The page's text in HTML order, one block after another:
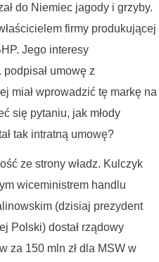
do Niemiec jagody i grzyby.
firmy produkującej
Jego interesy
podpisał umowę z
miał wprowadzić tę markę na
się pytaniu, jak młody
tak intratną umowę?
ze strony władz. Kulczyk
wiceministrem handlu
(dzisiaj prezydent
Polski) dostał rządowy
za 150 mln zł dla MSW w